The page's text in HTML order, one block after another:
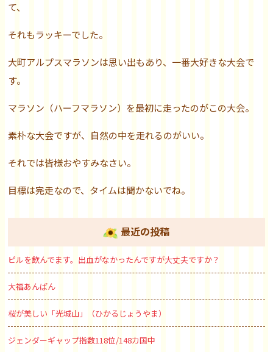
て、
それもラッキーでした。
大町アルプスマラソンは思い出もあり、一番大好きな大会で
す。
マラソン（ハーフマラソン）を最初に走ったのがこの大会。
素朴な大会ですが、自然の中を走れるのがいい。
それでは皆様おやすみなさい。
目標は完走なので、タイムは聞かないでね。
最近の投稿
ピルを飲んでます。出血がなかったんですが大丈夫ですか？
大福あんぱん
桜が美しい「光城山」（ひかるじょうやま）
ジェンダーギャップ指数118位/148カ国中